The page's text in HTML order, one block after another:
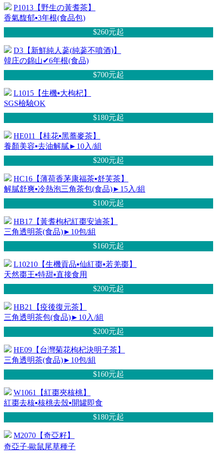
P1013【野生の黃耆茶】
香氣馥郁▪3年根(食品包)
$260元起
D3【新鮮純人蔘(純蔘不噴酒)】
韓庄の錦山✔6年根(食品)
$700元起
L1015【生機▪大枸杞】
SGS檢驗OK
$180元起
HE011【桂花▪黑蕎麥茶】
養顏美容▪去油解膩►10入/組
$200元起
HC16【薄荷香茅康福茶▪舒芙茶】
解膩舒爽▪冷熱泡三角茶包(食品)►15入/組
$100元起
HB17【黃耆枸杞紅棗安迪茶】
三角透明茶(食品)►10包/組
$160元起
L10210【生機貢品▪仙紅棗▪若羌棗】
天然棗王▪特甜▪直接食用
$200元起
HB21【疫後復元茶】
三角透明茶包(食品)►10入/組
$200元起
HE09【台灣菊花枸杞決明子茶】
三角透明茶(食品)►10包/組
$160元起
W1061【紅棗夾核桃】
紅棗去核▪核桃去殼▪開罐即食
$180元起
M2070【奇亞籽】
奇亞子‧歐鼠尾草種子